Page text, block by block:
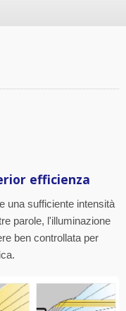
efficienza
una sufficiente intensità
parole, l'illuminazione
ben controllata per